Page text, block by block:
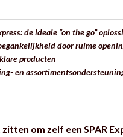
de ideale “on the go”
door ruime
producten
en
zitten om zelf een SPAR